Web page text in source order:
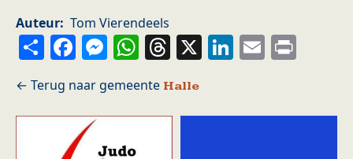
Auteur Tom Vierendeels
ShareFacebook
Messenger
WhatsApp
Threads
X LinkedIn
Email
Halle